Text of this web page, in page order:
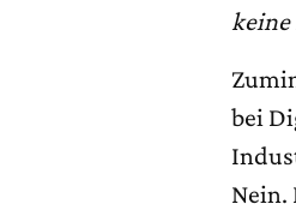
keine
bei
Nein.